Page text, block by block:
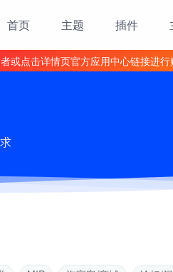
首页 主题 插件
或点击详情页官方应用中心链接进行